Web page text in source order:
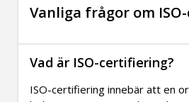
Vanliga frågor om
Vad är ISO-certifiering?
ISO-certifiering innebär att en